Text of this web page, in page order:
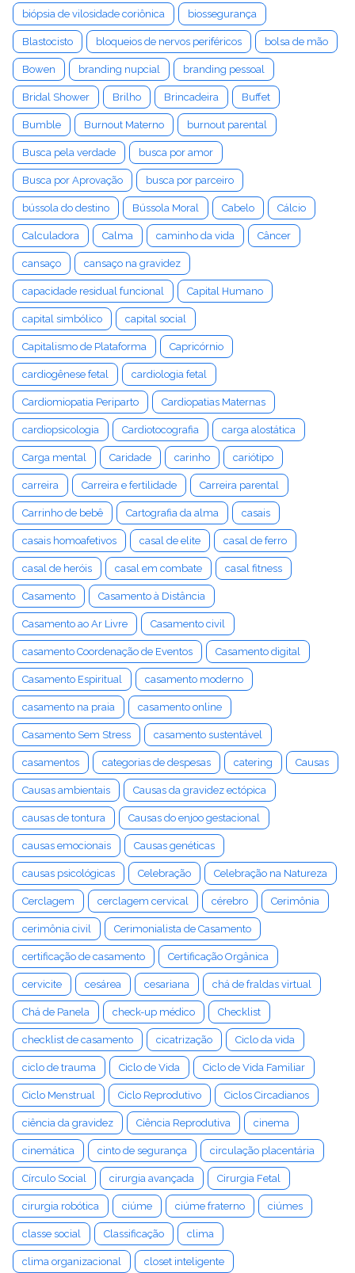
biópsia de vilosidade coriônica biossegurança
Blastocisto bloqueios de nervos periféricos bolsa de mão
Bowen branding nupcial branding pessoal
Bridal Shower Brilho Brincadeira Buffet
Bumble Burnout Materno burnout parental
Busca pela verdade busca por amor
Busca por Aprovação busca por parceiro
bússola do destino Bússola Moral Cabelo Cálcio
Calculadora Calma caminho da vida Câncer
cansaço cansaço na gravidez
capacidade residual funcional Capital Humano
capital simbólico capital social
Capitalismo de Plataforma Capricórnio
cardiogênese fetal cardiologia fetal
Cardiomiopatia Periparto Cardiopatias Maternas
cardiopsicologia Cardiotocografia carga alostática
Carga mental Caridade carinho cariótipo
carreira Carreira e fertilidade Carreira parental
Carrinho de bebê Cartografia da alma casais
casais homoafetivos casal de elite casal de ferro
casal de heróis casal em combate casal fitness
Casamento Casamento à Distância
Casamento ao Ar Livre Casamento civil
casamento Coordenação de Eventos Casamento digital
Casamento Espiritual casamento moderno
casamento na praia casamento online
Casamento Sem Stress casamento sustentável
casamentos categorias de despesas catering Causas
Causas ambientais Causas da gravidez ectópica
causas de tontura Causas do enjoo gestacional
causas emocionais Causas genéticas
causas psicológicas Celebração Celebração na Natureza
Cerclagem cerclagem cervical cérebro Cerimônia
cerimônia civil Cerimonialista de Casamento
certificação de casamento Certificação Orgânica
cervicite cesárea cesariana chá de fraldas virtual
Chá de Panela check-up médico Checklist
checklist de casamento cicatrização Ciclo da vida
ciclo de trauma Ciclo de Vida Ciclo de Vida Familiar
Ciclo Menstrual Ciclo Reprodutivo Ciclos Circadianos
ciência da gravidez Ciência Reprodutiva cinema
cinemática cinto de segurança circulação placentária
Círculo Social cirurgia avançada Cirurgia Fetal
cirurgia robótica ciúme ciúme fraterno ciúmes
classe social Classificação clima
clima organizacional closet inteligente